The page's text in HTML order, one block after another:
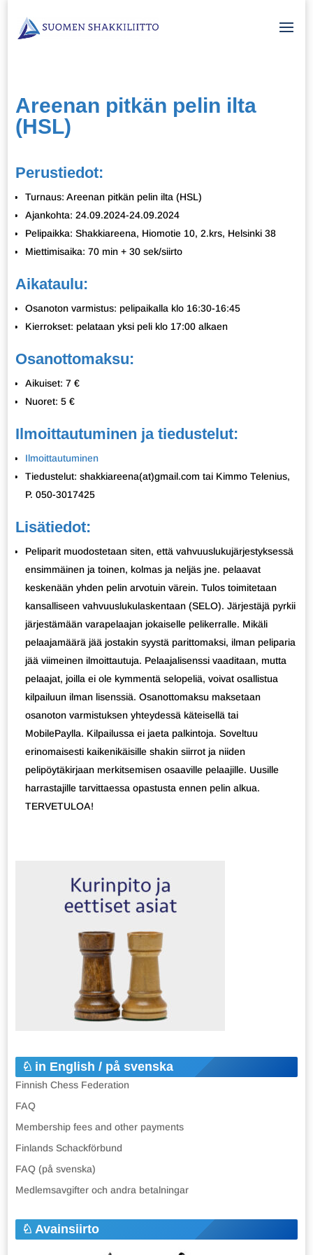
Areenan pitkän pelin ilta
(HSL)
Perustiedot:
Turnaus: Areenan pitkän pelin ilta (HSL)
Ajankohta: 24.09.2024-24.09.2024
Pelipaikka: Shakkiareena, Hiomotie 10, 2.krs, Helsinki 38
Miettimisaika: 70 min + 30 sek/siirto
Aikataulu:
Osanoton varmistus: pelipaikalla klo 16:30-16:45
Kierrokset: pelataan yksi peli klo 17:00 alkaen
Osanottomaksu:
Aikuiset: 7 €
Nuoret: 5 €
Ilmoittautuminen ja tiedustelut:
Ilmoittautuminen
Tiedustelut: shakkiareena(at)gmail.com tai Kimmo Telenius,
P. 050-3017425
Lisätiedot:
Peliparit muodostetaan siten, että vahvuuslukujärjestyksessä
ensimmäinen ja toinen, kolmas ja neljäs jne. pelaavat
keskenään yhden pelin arvotuin värein. Tulos toimitetaan
kansalliseen vahvuuslukulaskentaan (SELO). Järjestäjä pyrkii
järjestämään varapelaajan jokaiselle pelikerralle. Mikäli
pelaajamäärä jää jostakin syystä parittomaksi, ilman peliparia
jää viimeinen ilmoittautuja. Pelaajalisenssi vaaditaan, mutta
pelaajat, joilla ei ole kymmentä selopeliä, voivat osallistua
kilpailuun ilman lisenssiä. Osanottomaksu maksetaan
osanoton varmistuksen yhteydessä käteisellä tai
MobilePaylla. Kilpailussa ei jaeta palkintoja. Soveltuu
erinomaisesti kaikenikäisille shakin siirrot ja niiden
pelipöytäkirjaan merkitsemisen osaaville pelaajille. Uusille
harrastajille tarvittaessa opastusta ennen pelin alkua.
TERVETULOA!
in English / på svenska
Finnish Chess Federation
FAQ
Membership fees and other payments
Finlands Schackförbund
FAQ (på svenska)
Medlemsavgifter och andra betalningar
Avainsiirto